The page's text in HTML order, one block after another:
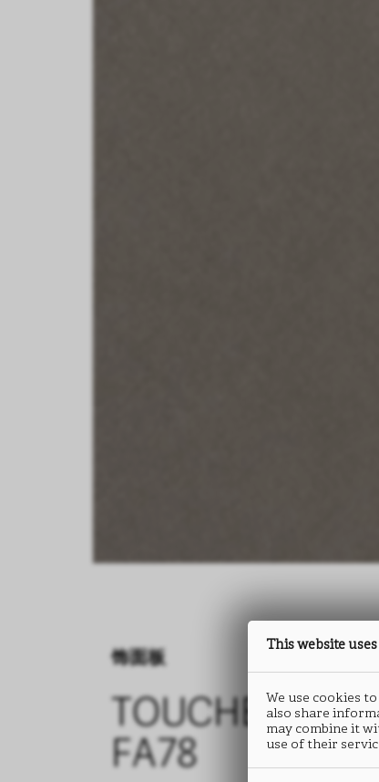
饰面板
TOUCHER
FA78
This website
We use cookies
also share
may combine it
use of their